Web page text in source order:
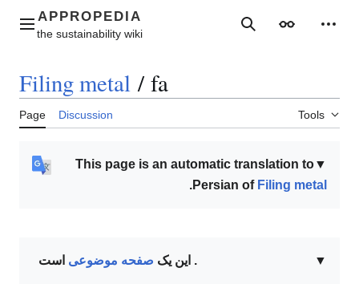
contentMain menu SearchAppearance
Filing metal / fa
Page Discussion Tools
▼
This page is an automatic translation to
Persian of Filing metal
.
▼ این یک صفحه موضوعی است .